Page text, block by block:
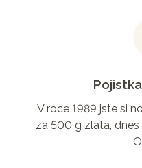
V roce 1989 jste si
za 500 g zlata,